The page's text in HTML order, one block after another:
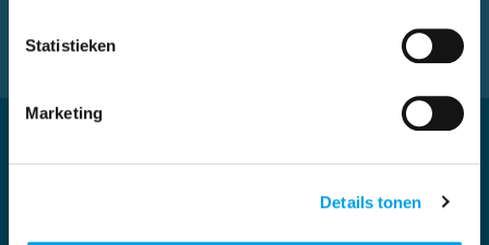
Statistieken
Marketing
Details tonen
inzichten en updates over sourcing en inkoop